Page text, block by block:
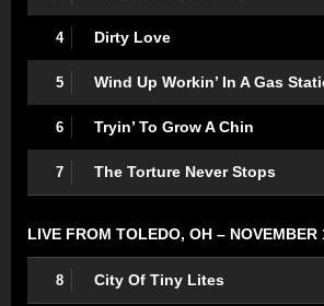
4 Dirty Love
5 Wind Up Workin’ In A Gas
6 Tryin’ To Grow A Chin
7 The Torture Never Stops
LIVE FROM TOLEDO, OH – NOVEMBER
8 City Of Tiny Lites